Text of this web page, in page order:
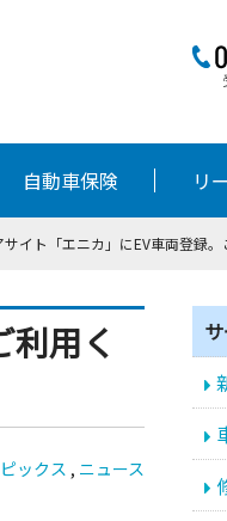
自動車保険 リ
イト「エニカ」にEV車両登録。
用く
ックス , ニュース